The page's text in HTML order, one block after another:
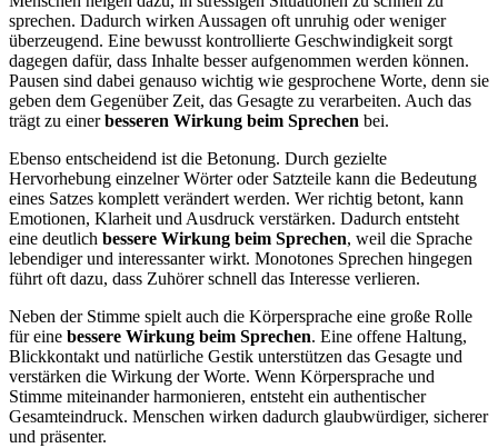
sprechen. Dadurch wirken Aussagen oft unruhig oder weniger
überzeugend. Eine bewusst kontrollierte Geschwindigkeit sorgt
dagegen dafür, dass Inhalte besser aufgenommen werden können.
Pausen sind dabei genauso wichtig wie gesprochene Worte, denn sie
geben dem Gegenüber Zeit, das Gesagte zu verarbeiten. Auch das
trägt zu einerbesseren Wirkung beim Sprechen bei.
Ebenso entscheidend ist die Betonung. Durch gezielte
Hervorhebung einzelner Wörter oder Satzteile kann die Bedeutung
eines Satzes komplett verändert werden. Wer richtig betont, kann
Emotionen, Klarheit und Ausdruck verstärken. Dadurch entsteht
eine deutlich bessere Wirkung beim Sprechen, weil die Sprache
lebendiger und interessanter wirkt. Monotones Sprechen hingegen
führt oft dazu, dass Zuhörer schnell das Interesse verlieren.
Neben der Stimme spielt auch die Körpersprache eine große Rolle
für eine bessere Wirkung beim Sprechen. Eine offene Haltung,
Blickkontakt und natürliche Gestik unterstützen das Gesagte und
verstärken die Wirkung der Worte. Wenn Körpersprache und
Stimme miteinander harmonieren, entsteht ein authentischer
Gesamteindruck. Menschen wirken dadurch glaubwürdiger, sicherer
und präsenter.